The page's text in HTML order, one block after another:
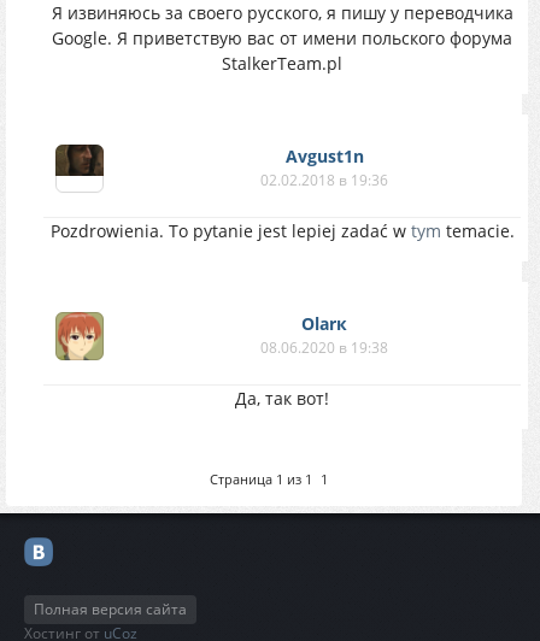
Я извиняюсь за своего русского, я пишу у переводчика
Google. Я приветствую вас от имени польского форума
StalkerTeam.pl
Avgust1n
02.02.2018 в 19:36
Pozdrowienia. To pytanie jest lepiej zadać w tym temacie.
Olarк
08.06.2020 в 19:38
Да, так вот!
Страница 1 из 1 1
Полная версия сайта
Хостинг от uCoz